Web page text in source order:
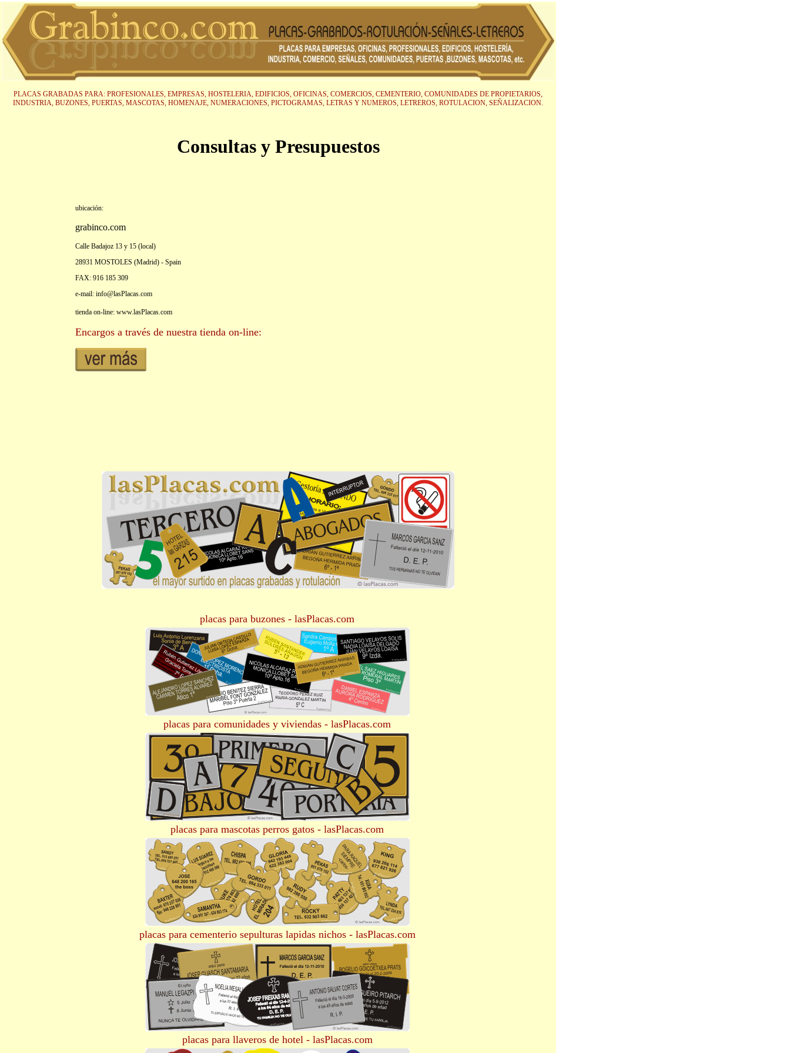
PLACAS GRABADAS PARA: PROFESIONALES, EMPRESAS, HOSTELERIA, EDIFICIOS, OFICINAS, COMERCIOS, CEMENTERIO, COMUNIDADES DE PROPIETARIOS,
INDUSTRIA, BUZONES, PUERTAS, MASCOTAS, HOMENAJE, NUMERACIONES, PICTOGRAMAS, LETRAS Y NUMEROS, LETREROS, ROTULACION, SEÑALIZACION.
Consultas y Presupuestos
ubicación:
grabinco.com
Calle Badajoz 13 y 15 (local)
28931 MOSTOLES (Madrid) - Spain
FAX: 916 185 309
e-mail: info@lasPlacas.com
tienda on-line: www.lasPlacas.com
Encargos a través de nuestra tienda on-line:
placas para buzones - lasPlacas.com
placas para comunidades y viviendas - lasPlacas.com
placas para mascotas perros gatos - lasPlacas.com
placas para cementerio sepulturas lapidas nichos - lasPlacas.com
placas para llaveros de hotel - lasPlacas.com